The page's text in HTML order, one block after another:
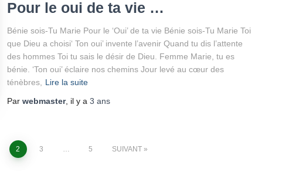
Pour le oui de ta vie …
Bénie sois-Tu Marie Pour le ‘Oui’ de ta vie Bénie sois-Tu Marie Toi
que Dieu a choisi‘ Ton oui’ invente l’avenir Quand tu dis l’attente
des hommes Toi tu sais le désir de Dieu. Femme Marie, tu es
bénie. ‘Ton oui’ éclaire nos chemins Jour levé au cœur des
ténèbres, Lire la suite
Par webmaster, il y a 3 ans
2 3 … 5 SUIVANT